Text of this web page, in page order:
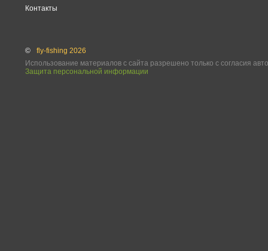
Контакты
©
fly-fishing 2026
Использование материалов с сайта разрешено только с согласия
Защита персональной информации